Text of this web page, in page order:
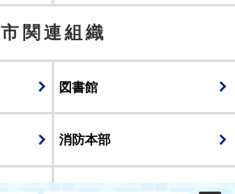
市関連組織
図書館
消防本部